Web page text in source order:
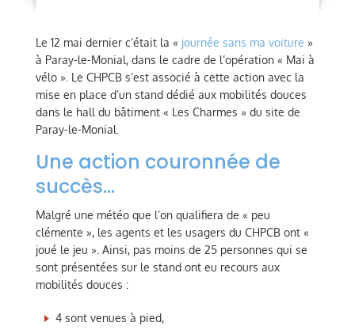
Le 12 mai dernier c’était la « journée sans ma voiture »
à Paray-le-Monial, dans le cadre de l’opération « Mai à
vélo ». Le CHPCB s’est associé à cette action avec la
mise en place d’un stand dédié aux mobilités douces
dans le hall du bâtiment « Les Charmes » du site de
Paray-le-Monial.
Une action couronnée de
succès…
Malgré une météo que l’on qualifiera de « peu
clémente », les agents et les usagers du CHPCB ont «
joué le jeu ». Ainsi, pas moins de 25 personnes qui se
sont présentées sur le stand ont eu recours aux
mobilités douces :
4 sont venues à pied,